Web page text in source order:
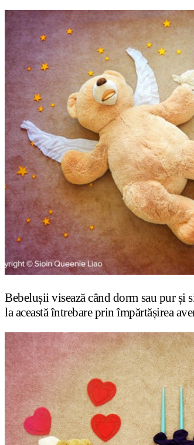
Bebelușii visează când dorm sau pur și
la această întrebare prin împărtășirea